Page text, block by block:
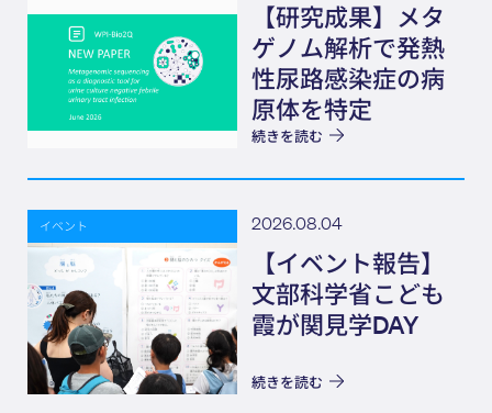
【研究成果】メタ
ゲノム解析で発熱
性尿路感染症の病
原体を特定
続きを読む
イベント 2026.08.04
【イベント報告】
文部科学省こども
霞が関見学DAY
続きを読む